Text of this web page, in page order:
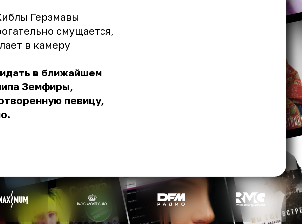
Герзмавы
смущается,
в камеру
в ближайшем
Земфиры,
певицу,